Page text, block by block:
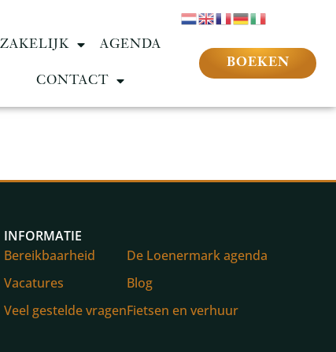
ZAKELIJK AGENDA
CONTACT
BOEKEN
INFORMATIE
Bereikbaarheid
Vacatures
Veel gestelde vragen
De Loenermark agenda
Blog
Fietsen en verhuur